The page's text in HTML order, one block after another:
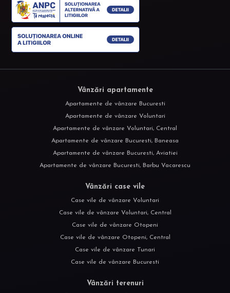
Vânzări apartamente
Apartamente de vânzare Bucuresti
Apartamente de vânzare Voluntari
Apartamente de vânzare Voluntari, Central
Apartamente de vânzare Bucuresti, Baneasa
Apartamente de vânzare Bucuresti, Aviatiei
Apartamente de vânzare Bucuresti, Barbu Vacarescu
Vânzări case vile
Case vile de vânzare Voluntari
Case vile de vânzare Voluntari, Central
Case vile de vânzare Otopeni
Case vile de vânzare Otopeni, Central
Case vile de vânzare Tunari
Case vile de vânzare Bucuresti
Vânzări terenuri